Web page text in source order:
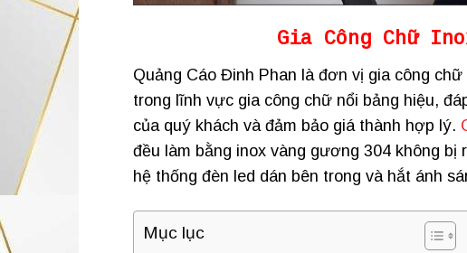
Gia Công Chữ
Quảng Cáo Đinh Phan là đơn vị gia công
trong lĩnh vực gia công chữ nổi bảng hiệu,
của quý khách và đảm bảo giá thành hợp lý.
đều làm bằng inox vàng gương 304 không
hệ thống đèn led dán bên trong và hắt ánh
Mục lục